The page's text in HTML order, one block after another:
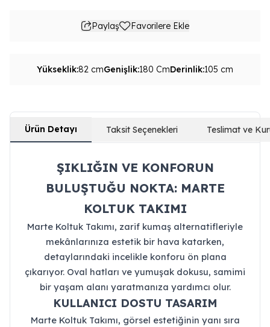
Paylaş Favorilere Ekle
Yükseklik:82 cmGenişlik:180 CmDerinlik:105 cm
Ürün Detayı Taksit Seçenekleri Teslimat ve
ŞIKLIĞIN VE KONFORUN
BULUŞTUĞU NOKTA: MARTE
KOLTUK TAKIMI
Marte Koltuk Takımı, zarif kumaş alternatifleriyle
mekânlarınıza estetik bir hava katarken,
detaylarındaki incelikle konforu ön plana
çıkarıyor. Oval hatları ve yumuşak dokusu, samimi
bir yaşam alanı yaratmanıza yardımcı olur.
KULLANICI DOSTU TASARIM
Marte Koltuk Takımı, görsel estetiğinin yanı sıra